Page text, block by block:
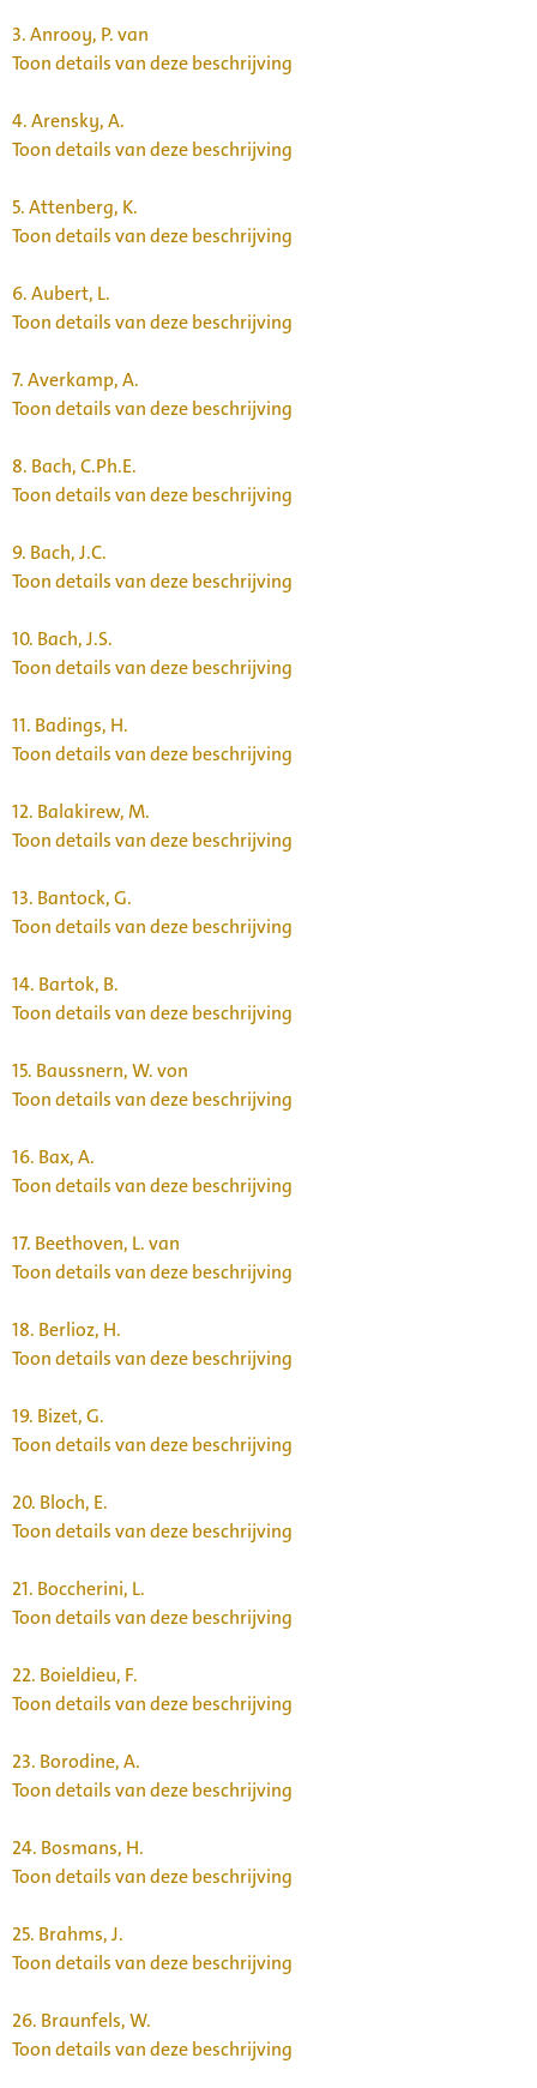
3.Anrooy, P. van
Toon details van deze beschrijving
4.Arensky, A.
Toon details van deze beschrijving
5.Attenberg, K.
Toon details van deze beschrijving
6.Aubert, L.
Toon details van deze beschrijving
7.Averkamp, A.
Toon details van deze beschrijving
8. Bach, C.Ph.E.
Toon details van deze beschrijving
9. Bach, J.C.
Toon details van deze beschrijving
10. Bach, J.S.
Toon details van deze beschrijving
11. Badings, H.
Toon details van deze beschrijving
12. Balakirew, M.
Toon details van deze beschrijving
13. Bantock, G.
Toon details van deze beschrijving
14. Bartok, B.
Toon details van deze beschrijving
15. Baussnern, W. von
Toon details van deze beschrijving
16. Bax, A.
Toon details van deze beschrijving
17. Beethoven, L. van
Toon details van deze beschrijving
18. Berlioz, H.
Toon details van deze beschrijving
19. Bizet, G.
Toon details van deze beschrijving
20. Bloch, E.
Toon details van deze beschrijving
21. Boccherini, L.
Toon details van deze beschrijving
22. Boieldieu, F.
Toon details van deze beschrijving
23. Borodine, A.
Toon details van deze beschrijving
24. Bosmans, H.
Toon details van deze beschrijving
25. Brahms, J.
Toon details van deze beschrijving
26. Braunfels, W.
Toon details van deze beschrijving